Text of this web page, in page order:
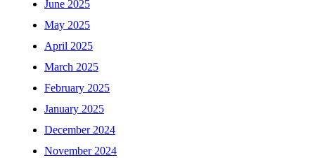
June 2025
May 2025
April 2025
March 2025
February 2025
January 2025
December 2024
November 2024